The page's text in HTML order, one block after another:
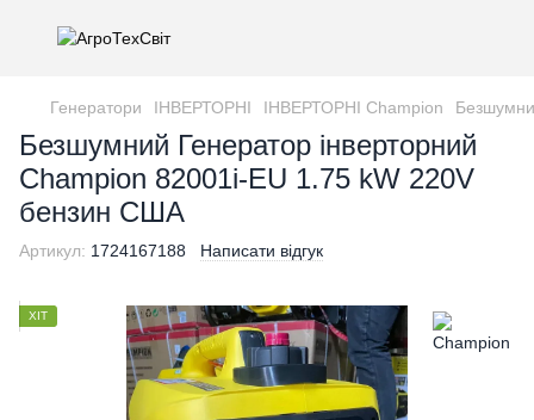
Генератори ІНВЕРТОРНІ ІНВЕРТОРНІ Champion
Безшумний Генератор інверторний
Champion 82001i-EU 1.75 kW 220V
бензин США
Артикул: 1724167188 Написати відгук
ХІТ